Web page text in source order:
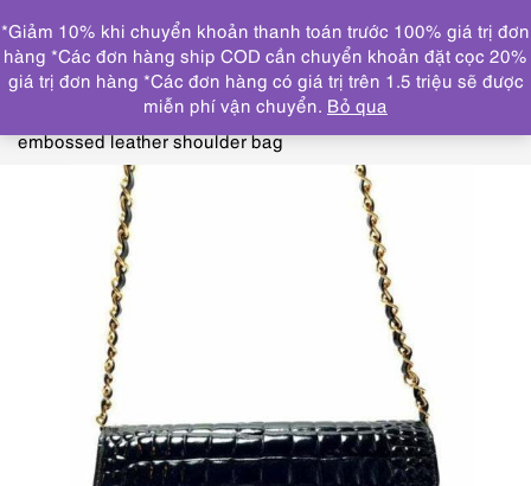
DANH MỤC
Trang chủ THƯƠNG HIỆU NỔI BẬT
CROCODILE
4040-Túi đeo vai-HANAE MORI crocodile
embossed leather shoulder bag
*Giảm 10% khi chuyển khoản thanh toán trước 100% giá trị đơn
hàng *Các đơn hàng ship COD cần chuyển khoản đặt cọc 20%
giá trị đơn hàng *Các đơn hàng có giá trị trên 1.5 triệu sẽ được
miễn phí vận chuyển. Bỏ qua